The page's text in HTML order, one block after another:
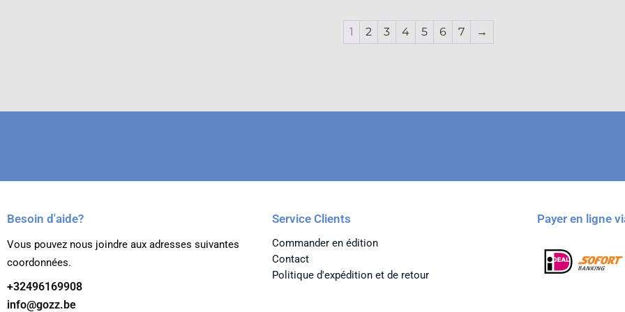
1 2 3 4 5 6 7 →
Besoin d'aide?
Vous pouvez nous joindre aux adresses suivantes
coordonnées.
+32496169908
info@gozz.be
Service Clients
Commander en édition
Contact
Politique d'expédition et de retour
Payer en ligne